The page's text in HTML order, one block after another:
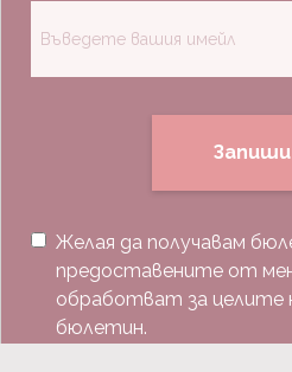
Желая да получавам
предоставените от
обработват за целите
бюлетин.